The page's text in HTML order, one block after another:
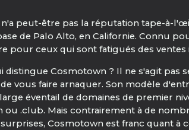
peut-être pas la réputation tape-à-
de Palo Alto, en Californie. Connu
pour ceux qui sont fatigués des ventes
distingue Cosmotown ? Il ne s'agit pas
vous faire arnaquer. Son modèle
éventail de domaines de premier
ou .club. Mais contrairement à de
surprises, Cosmotown est franc quant à